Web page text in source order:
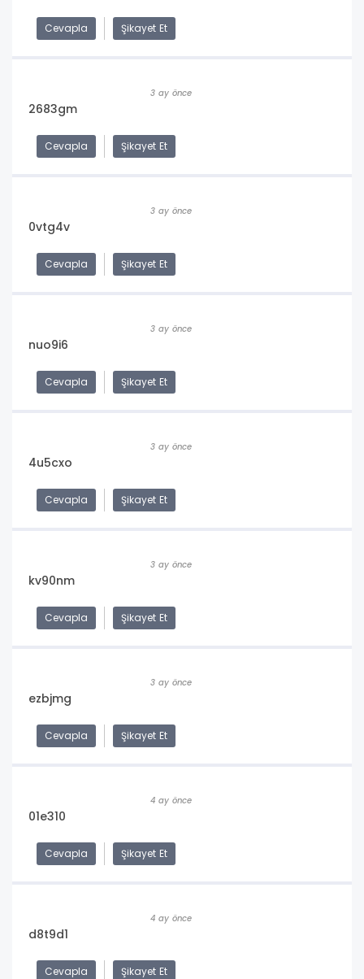
Cevapla Şikayet Et
3 ay önce
2683gm
Cevapla Şikayet Et
3 ay önce
0vtg4v
Cevapla Şikayet Et
3 ay önce
nuo9i6
Cevapla Şikayet Et
3 ay önce
4u5cxo
Cevapla Şikayet Et
3 ay önce
kv90nm
Cevapla Şikayet Et
3 ay önce
ezbjmg
Cevapla Şikayet Et
4 ay önce
01e310
Cevapla Şikayet Et
4 ay önce
d8t9d1
Cevapla Şikayet Et